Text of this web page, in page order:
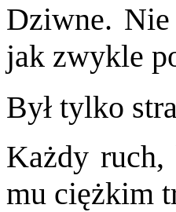
Dziwne. Nie
jak zwykle
Był tylko
Każdy ruch,
mu ciężkim